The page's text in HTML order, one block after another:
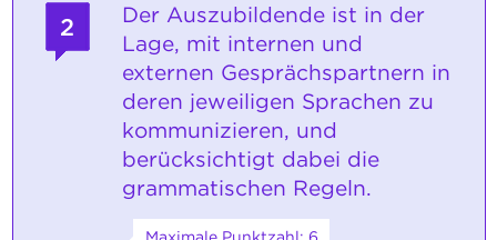
2
Der Auszubildende ist in der
Lage, mit internen und
externen Gesprächspartnern in
deren jeweiligen Sprachen zu
kommunizieren, und
berücksichtigt dabei die
grammatischen Regeln.